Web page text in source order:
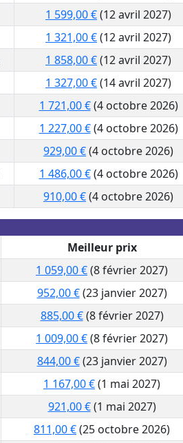
1 599,00 €(12 avril 2027)
1 321,00 €(12 avril 2027)
1 858,00 €(12 avril 2027)
1 327,00 €(14 avril 2027)
1 721,00 €(4 octobre 2026)
1 227,00 €(4 octobre 2026)
929,00 €(4 octobre 2026)
1 486,00 €(4 octobre 2026)
910,00 €(4 octobre 2026)
Meilleur prix
1 059,00 €(8 février 2027)
952,00 €(23 janvier 2027)
885,00 €(8 février 2027)
1 009,00 €(8 février 2027)
844,00 €(23 janvier 2027)
1 167,00 €(1 mai 2027)
921,00 €(1 mai 2027)
811,00 €(25 octobre 2026)